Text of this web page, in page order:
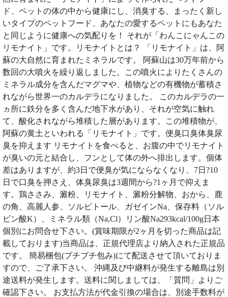
ド、ペットの体の中から健康にし、消臭する、まったく新し
いタイプのペットフード、あなたの愛するペットにもあなた
と同じように健康への気配りを！ それが「わんこにゃんこの
リモナイト」です。リモナイトとは？ 「リモナイト」は、阿
蘇の大自然に育まれたミネラルです。 阿蘇山は30万年前から
数回の大噴火を繰り返しました。この噴火によりたくさんの
ミネラル成分を含んだマグマや、植物などの有機物が蓄積さ
れながら世界一のカルデラになりました。 このカルデラの一
ヵ所に鉄分を多く含んだ地下水があり、それが空気に触れ
て、酸化されながら堆積した層があります。この堆積物が、
阿蘇の黄土といわれる「リモナイト」です。便臭口臭体臭尿
臭を抑えます リモナイトを食べると、お腹の中でリモナイト
が臭いの元と結合し、フンとして体の外へ排出します。個体
差はありますが、約3日で便臭が気にならなくなり、7日?10
日で口臭を押さえ、体臭尿臭は3週間から?1ヶ月で抑えま
す。鶏ささみ、澱粉、リモナイト、澱粉分解物、おから、鹿
の角、高麗人参、ソルビトール、ガゼインNa、保存料（ソル
ビン酸K）、ミネラル類（Na,Cl）リン酸Na293kcal/100g日本
個別にお問合せ下さい。(賞味期限が2ヶ月を切った商品は記
載しております)当商品は、正規代理店より納入された正規品
です。 簡易梱包(プチプチ包み)にて配送させて頂いておりま
すので、ご了承下さい。 沖縄及び中継料が発生する離島は別
途送料が発生します。送料に関しましては、「質問」よりご
確認下さい。 お支払方法が代金引換の場合は、別途手数料が